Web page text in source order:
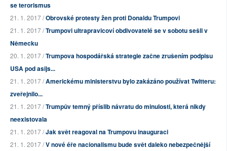
se terorismus
21. 1. 2017 /Obrovské protesty žen proti Donaldu Trumpovi
21. 1. 2017 /Trumpovi ultrapravicoví obdivovatelé se v sobotu sešli v
Německu
20. 1. 2017 /Trumpova hospodářská strategie začne zrušením podpisu
USA pod asijs...
21. 1. 2017 /Americkému ministerstvu bylo zakázáno používat Twitteru:
zveřejnilo...
21. 1. 2017 /Trumpův temný příslib návratu do minulosti, která nikdy
neexistovala
21. 1. 2017 /Jak svět reagoval na Trumpovu inauguraci
21. 1. 2017 /V nové éře nacionalismu bude svět daleko nebezpečnější